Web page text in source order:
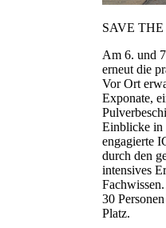
SAVE
Am 6. und
erneut die
Vor Ort
Exponate,
Einblicke in
engagierte
durch den
intensives
30
Platz.